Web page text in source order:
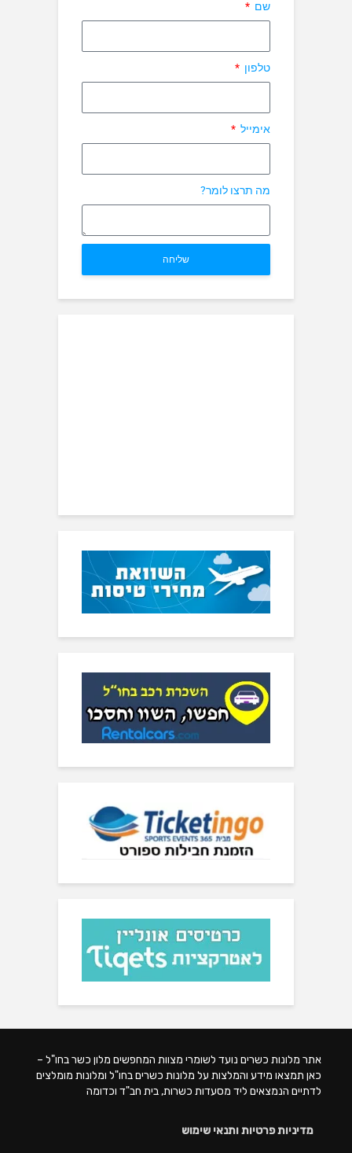
שם
טלפון
אימייל
מה תרצו לומר?
שליחה
אתר מלונות כשרים נועד לשומרי מצוות המחפשים מלון כשר בחו"ל –
כאן תמצאו מידע והמלצות על מלונות כשרים בחו"ל ומלונות מומלצים
לדתיים הנמצאים ליד מסעדות כשרות, בית חב"ד וכדומה
מדיניות פרטיות ותנאי שימוש